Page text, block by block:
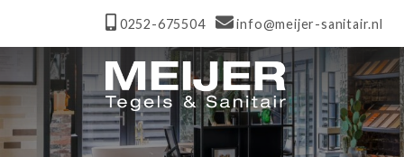
0252-675504 info@meijer-sanitair.nl